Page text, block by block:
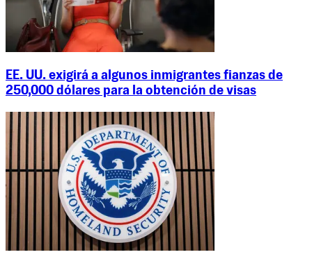
EE. UU. exigirá a algunos inmigrantes fianzas de
250,000 dólares para la obtención de visas